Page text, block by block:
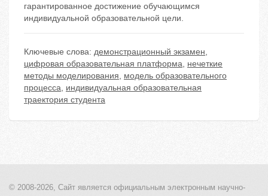
гарантированное достижение обучающимся
индивидуальной образовательной цели.
Ключевые слова: демонстрационный экзамен,
цифровая образовательная платформа, нечеткие
методы моделирования, модель образовательного
процесса, индивидуальная образовательная
траектория студента
© 2008-2026, Сайт является официальным электронным научно-